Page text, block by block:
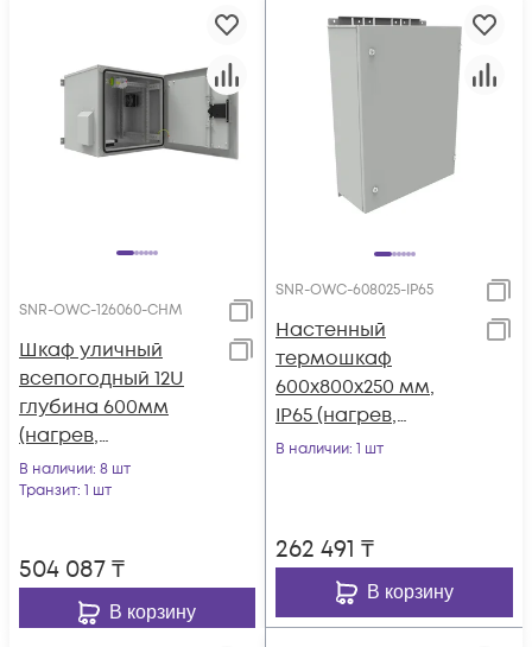
SNR-OWC-126060-CHM
Шкаф уличный
всепогодный 12U
глубина 600мм
(нагрев,
охлаждение,
контроль климата)
В наличии: 8 шт
Транзит: 1 шт
504 087₸
В корзину
SNR-OWC-608025-IP65
Настенный
термошкаф
600x800x250 мм,
IP65 (нагрев,
контроль климата)
В наличии: 1 шт
262 491 ₸
В корзину